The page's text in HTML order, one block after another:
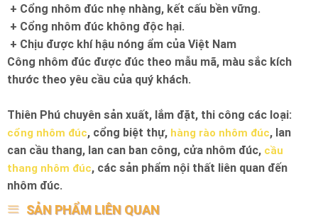
+ Cổng nhôm đúc nhẹ nhàng, kết cấu bền vững.
+ Cổng nhôm đúc không độc hại.
+ Chịu được khí hậu nóng ẩm của Việt Nam
Công nhôm đúc được đúc theo mẫu mã, màu sắc kích
thước theo yêu cầu của quý khách.
Thiên Phú chuyên sản xuất, lắm đặt, thi công các loại:
cổng nhôm đúc, cổng biệt thự, hàng rào nhôm đúc, lan
can cầu thang, lan can ban công, cửa nhôm đúc, cầu
thang nhôm đúc, các sản phẩm nội thất liên quan đến
nhôm đúc.
SẢN PHẨM LIÊN QUAN